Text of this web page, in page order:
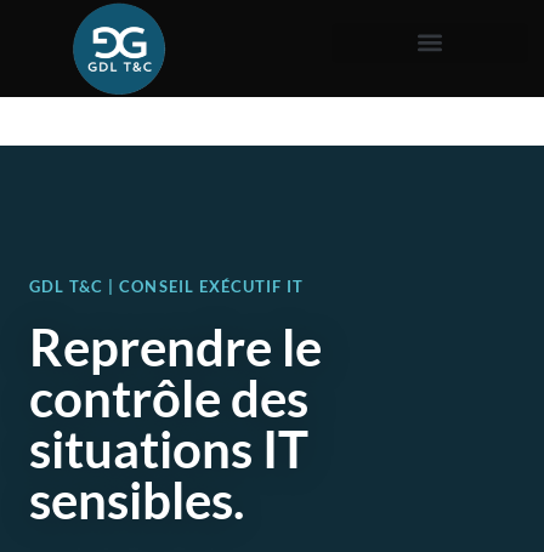
GDL T&C | CONSEIL EXÉCUTIF IT
Reprendre le
contrôle des
situations IT
sensibles.